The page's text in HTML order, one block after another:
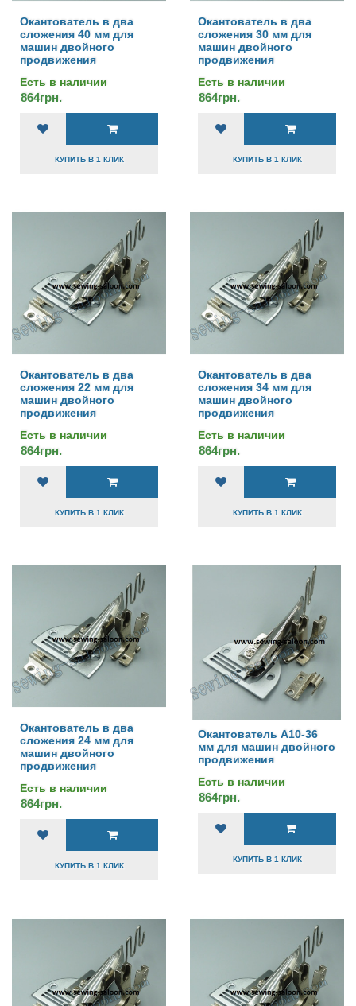
Окантователь в два
сложения 40 мм для
машин двойного
продвижения
Есть в наличии
864грн.
КУПИТЬ В 1 КЛИК
Окантователь в два
сложения 30 мм для
машин двойного
продвижения
Есть в наличии
864грн.
КУПИТЬ В 1 КЛИК
Окантователь в два
сложения 22 мм для
машин двойного
продвижения
Есть в наличии
864грн.
КУПИТЬ В 1 КЛИК
Окантователь в два
сложения 34 мм для
машин двойного
продвижения
Есть в наличии
864грн.
КУПИТЬ В 1 КЛИК
Окантователь в два
сложения 24 мм для
машин двойного
продвижения
Есть в наличии
864грн.
КУПИТЬ В 1 КЛИК
Окантователь А10-36
мм для машин двойного
продвижения
Есть в наличии
864грн.
КУПИТЬ В 1 КЛИК